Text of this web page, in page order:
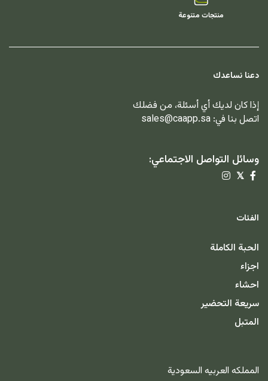
منتجات متنوعة
دعنا نساعدك
إذا كان لديك أي أسئلة، من فضلك
اتصل بنا في: sales@caapp.sa
وسائل التواصل الاجتماعي:
𝕏
الفئات
الحبة الكاملة
اجزاء
احشاء
سريعة التحضير
المتبل
المملكه العربيه السعودية